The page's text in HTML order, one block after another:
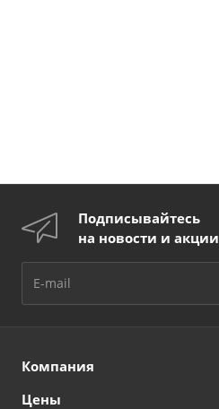
Подписывайтесь
на новости и акции
Компания
Цены